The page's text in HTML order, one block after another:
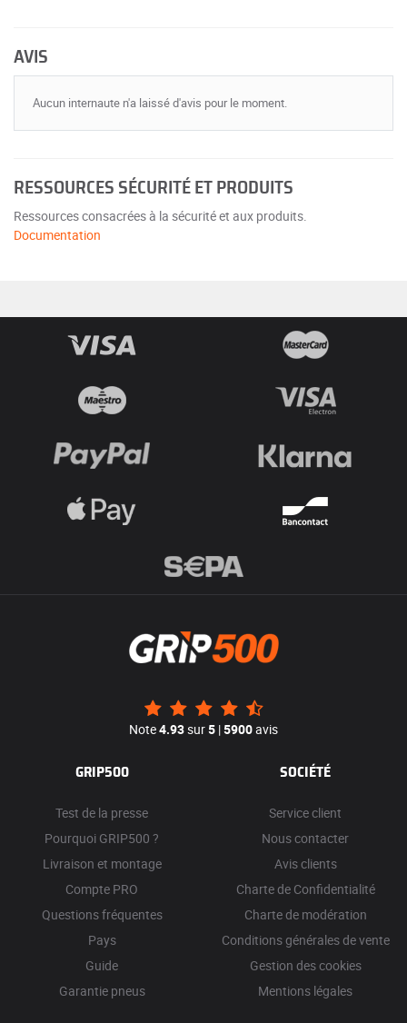
AVIS
Aucun internaute n'a laissé d'avis pour le moment.
RESSOURCES SÉCURITÉ ET PRODUITS
Ressources consacrées à la sécurité et aux produits.
Documentation
Note4.93sur5 |5900avis
GRIP500
Test de la presse
Pourquoi GRIP500 ?
Livraison et montage
Compte PRO
Questions fréquentes
Pays
Guide
Garantie pneus
SOCIÉTÉ
Service client
Nous contacter
Avis clients
Charte de Confidentialité
Charte de modération
Conditions générales de vente
Gestion des cookies
Mentions légales